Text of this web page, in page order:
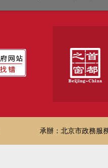
承辦：北京市政務服